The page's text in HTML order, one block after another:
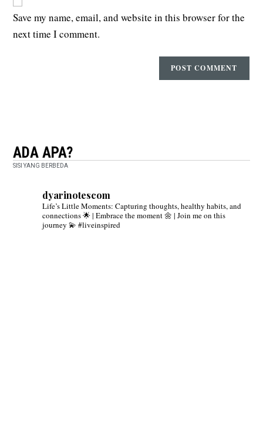
Save my name, email, and website in this browser for the
next time I comment.
ADA APA?
SISI YANG BERBEDA
dyarinotescom
Life’s Little Moments: Capturing thoughts, healthy habits, and
connections 🌟 | Embrace the moment 🌼 | Join me on this
journey 💫 #liveinspired